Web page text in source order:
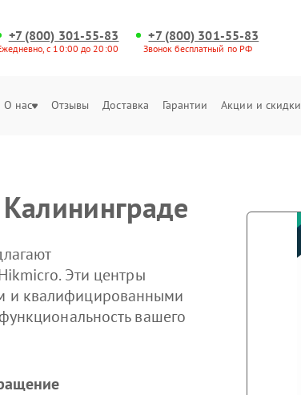
+7 (800) 301-55-83
с 10:00 до 20:00
+7 (800) 301-55-83
Звонок бесплатный по РФ
О нас Отзывы Доставка Гарантии Акции и скидки
Эти центры
и квалифицированными
вашего